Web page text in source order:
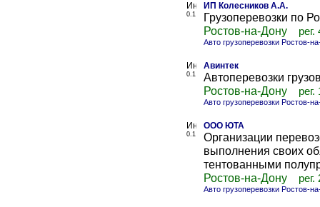
0.1
ИП Колесников А.А.
Грузоперевозки по
Ростов-на-Дону
Авто грузоперевозки Ростов-
0.1
Авинтек
Автоперевозки
Ростов-на-Дону
Авто грузоперевозки Ростов-
0.1
ООО ЮТА
Организации
выполнения своих
тентованными
Ростов-на-Дону
Авто грузоперевозки Ростов-